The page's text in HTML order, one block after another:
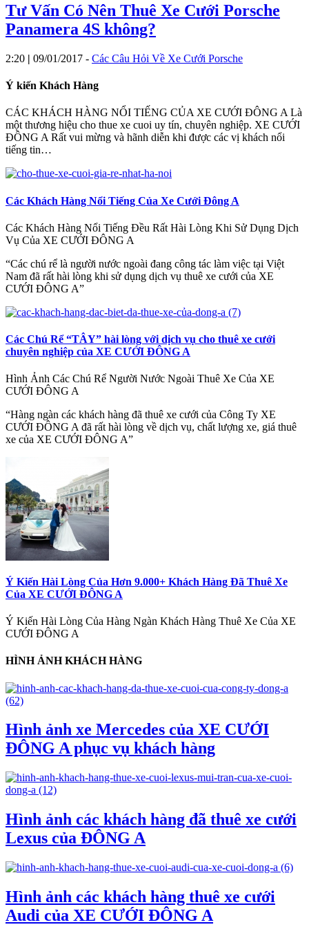
Tư Vấn Có Nên Thuê Xe Cưới Porsche
Panamera 4S không?
2:20 | 09/01/2017 - Các Câu Hỏi Về Xe Cưới Porsche
Ý kiến Khách Hàng
CÁC KHÁCH HÀNG NỔI TIẾNG CỦA XE CƯỚI ĐÔNG A Là
một thương hiệu cho thue xe cuoi uy tín, chuyên nghiệp. XE CƯỚI
ĐÔNG A Rất vui mừng và hãnh diễn khi được các vị khách nổi
tiếng tin…
Các Khách Hàng Nổi Tiếng Của Xe Cưới Đông A
Các Khách Hàng Nổi Tiếng Đều Rất Hài Lòng Khi Sử Dụng Dịch
Vụ Của XE CƯỚI ĐÔNG A
“Các chú rể là người nước ngoài đang công tác làm việc tại Việt
Nam đã rất hài lòng khi sử dụng dịch vụ thuê xe cưới của XE
CƯỚI ĐÔNG A”
Các Chú Rể “TÂY” hài lòng với dịch vụ cho thuê xe cưới
chuyên nghiệp của XE CƯỚI ĐÔNG A
Hình Ảnh Các Chú Rể Người Nước Ngoài Thuê Xe Của XE
CƯỚI ĐÔNG A
“Hàng ngàn các khách hàng đã thuê xe cưới của Công Ty XE
CƯỚI ĐÔNG A đã rất hài lòng về dịch vụ, chất lượng xe, giá thuê
xe của XE CƯỚI ĐÔNG A”
Ý Kiến Hài Lòng Của Hơn 9.000+ Khách Hàng Đã Thuê Xe
Của XE CƯỚI ĐÔNG A
Ý Kiến Hài Lòng Của Hàng Ngàn Khách Hàng Thuê Xe Của XE
CƯỚI ĐÔNG A
HÌNH ẢNH KHÁCH HÀNG
Hình ảnh xe Mercedes của XE CƯỚI
ĐÔNG A phục vụ khách hàng
Hình ảnh các khách hàng đã thuê xe cưới
Lexus của ĐÔNG A
Hình ảnh các khách hàng thuê xe cưới
Audi của XE CƯỚI ĐÔNG A